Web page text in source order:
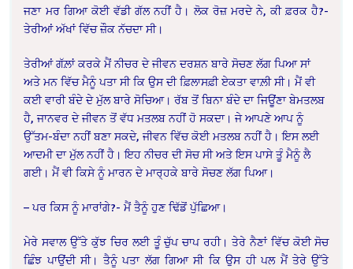
ਜਣਾ ਮਰ ਗਿਆ ਕੋਈ ਵੱਡੀ ਗੱਲ ਨਹੀਂ ਹੈ। ਲੋਕ ਰੋਜ਼ ਮਰਦੇ ਨੇ, ਕੀ ਫ਼ਰਕ ਹੈ?-
ਤੇਰੀਆਂ ਅੱਖਾਂ ਵਿੱਚ ਜ਼ੌਕ ਨੱਚਦਾ ਸੀ।
ਤੇਰੀਆਂ ਗੱਲ਼ਾਂ ਕਰਕੇ ਮੈਂ ਨੀਚਰ ਦੇ ਜੀਵਨ ਦਰਸ਼ਨ ਬਾਰੇ ਸੋਚਣ ਲੱਗ ਪਿਆ ਸਾਂ
ਅਤੇ ਮਨ ਵਿੱਚ ਮੈਨੂੰ ਪਤਾ ਸੀ ਕਿ ਉਸ ਦੀ ਫ਼ਿਲਾਸਫ਼ੀ ਏਕਤਾ ਵਾਲ਼ੀ ਸੀ। ਮੈਂ ਵੀ
ਕਈ ਵਾਰੀ ਬੰਦੇ ਦੇ ਮੁੱਲ ਬਾਰੇ ਸੋਚਿਆ। ਰੱਬ ਤੋਂ ਬਿਨਾ ਬੰਦੇ ਦਾ ਜਿਊਂਣਾ ਬੇਮਤਲਬ
ਹੈ, ਜਾਨਵਰ ਦੇ ਜੀਵਨ ਤੋਂ ਵੱਧ ਮਤਲਬ ਨਹੀਂ ਹੋ ਸਕਦਾ। ਜੇ ਆਪਣੇ ਆਪ ਨੂੰ
ਉੱਤਮ-ਬੰਦਾ ਨਹੀਂ ਬਣਾ ਸਕਦੇ, ਜੀਵਨ ਵਿੱਚ ਕੋਈ ਮਤਲਬ ਨਹੀਂ ਹੈ। ਇਸ ਲਈ
ਆਦਮੀ ਦਾ ਮੁੱਲ ਨਹੀਂ ਹੈ। ਇਹ ਨੀਚਰ ਦੀ ਸੋਚ ਸੀ ਅਤੇ ਇਸ ਪਾਸੇ ਤੂੰ ਮੈਨੂੰ ਲੈ
ਗਈ। ਮੈਂ ਵੀ ਕਿਸੇ ਨੂੰ ਮਾਰਨ ਦੇ ਮਾਰ੍ਹਕੇ ਬਾਰੇ ਸੋਚਣ ਲੱਗ ਪਿਆ।
– ਪਰ ਕਿਸ ਨੂੰ ਮਾਰਾਂਗੇ?- ਮੈਂ ਤੈਨੂੰ ਹੁਣ ਢਿੱਡੋਂ ਪੁੱਛਿਆ।
ਮੇਰੇ ਸਵਾਲ ਉੱਤੇ ਕੁੱਝ ਚਿਰ ਲਈ ਤੂੰ ਚੁੱਪ ਚਾਪ ਰਹੀ। ਤੇਰੇ ਨੈਣਾਂ ਵਿੱਚ ਕੋਈ ਸੋਚ
ਛਿੰਝ ਪਾਉਂਦੀ ਸੀ। ਤੈਨੂੰ ਪਤਾ ਲੱਗ ਗਿਆ ਸੀ ਕਿ ਉਸ ਹੀ ਪਲ ਮੈਂ ਤੇਰੇ ਉੱਤੇ